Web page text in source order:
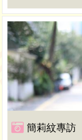
簡莉紋專訪